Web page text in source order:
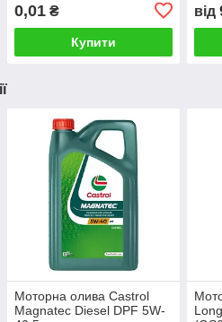
0,01₴
Купити
від
Моторна олива Castrol
Magnatec Diesel DPF 5W-